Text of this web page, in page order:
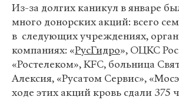
Из-за долгих каникул в январе
много донорских акций: всего
в следующих учреждениях,
компаниях: «РусГидро», ОЦКС
«Ростелеком», KFC, больница
Алексия, «Русатом Сервис»,
ходе этих акций кровь сдали 375